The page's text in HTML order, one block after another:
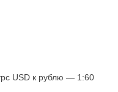
USD к рублю — 1:60